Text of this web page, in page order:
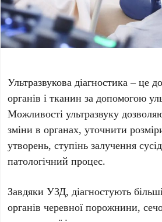
Ультразвукова діагностика – це
органів і тканин за допомогою
Можливості ультразвуку
зміни в органах, уточнити
утворень, ступінь залучення
патологічний процес.
Завдяки УЗД, діагностують
органів черевної порожнини,